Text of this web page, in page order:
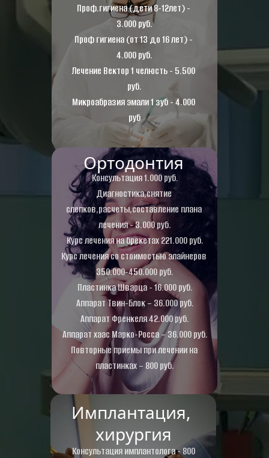
Ортодонтия
Консультация 1.000 руб.
Диагностика,снятие
слепков,расчеты,составление плана
лечения - 3.000 руб.
Курс лечения на брекетах 221.000 руб.
Курс лечения со стоимостью элайнеров
350.000-450.000 руб.
Пластинка Шварца - 16.000 руб.
Аппарат Твин-Блок – 36.000 руб.
Аппарат Френкеля 42.000 руб.
Аппарат хаас Марко-Росса – 36.000 руб.
Повторные приемы при лечении на
пластинках – 800 руб.
Имплантация,
хирургия
Консультация имплантолога - 800
Проф.гигиена (дети 8-12лет) -
3.000 руб.
Проф гигиена (от 13 до 16 лет) -
4.000 руб.
Лечение Вектор 1 челюсть - 5.500
руб.
Микроабразия эмали 1 зуб - 4.000
руб